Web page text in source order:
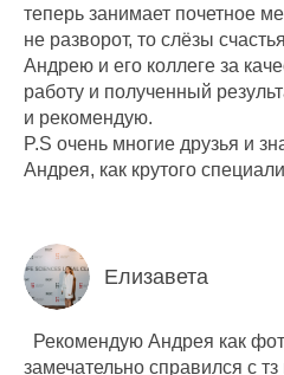
теперь занимает почетное
не разворот, то слёзы
Андрею и его коллеге за
работу и полученный
и рекомендую.
P.S очень многие друзья и
Андрея, как крутого
Елизавета
Рекомендую Андрея как
замечательно справился с